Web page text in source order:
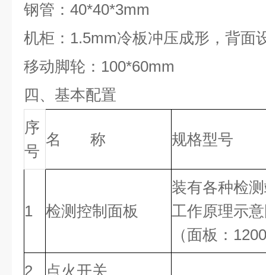
钢管：40*40*3mm
机柜：1.5mm冷板冲压成形，背面
移动脚轮：100*60mm
四、基本配置
序
号
名 称 规格型号
1 检测控制面板
装有各种检
工作原理示
（面板：
2 点火开关